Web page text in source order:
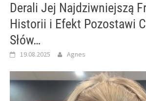
Derali Jej Najdziwniejszą
Historii i Efekt Pozostawi
Słów…
19.08.2025 Agnes